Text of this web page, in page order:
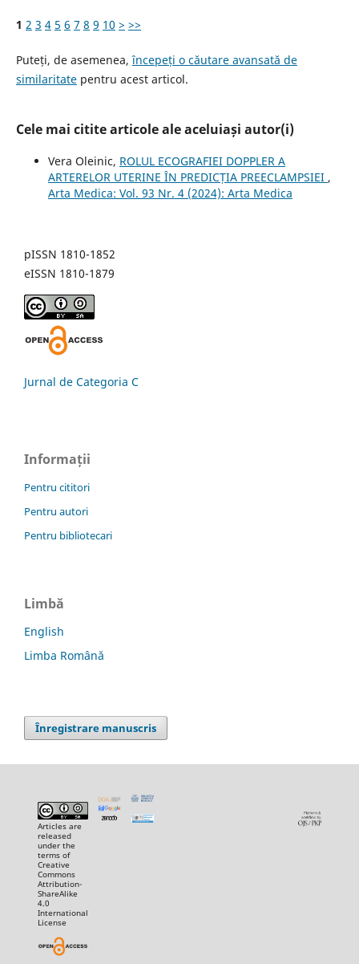
1 2 3 4 5 6 7 8 9 10 > >>
Puteți, de asemenea,începeți o căutare avansată de
similaritatepentru acest articol.
Cele mai citite articole ale aceluiași autor(i)
Vera Oleinic, ROLUL ECOGRAFIEI DOPPLER A
ARTERELOR UTERINE ÎN PREDICȚIA PREECLAMPSIEI ,
Arta Medica: Vol. 93 Nr. 4 (2024): Arta Medica
pISSN 1810-1852
eISSN 1810-1879
Jurnal de Categoria C
Informații
Pentru cititori
Pentru autori
Pentru bibliotecari
Limbă
English
Limba Română
Înregistrare manuscris
Articles are
released
under the
terms of
Creative
Commons
Attribution-
ShareAlike
4.0
International
License